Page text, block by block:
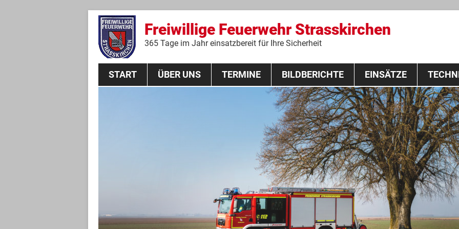
Freiwillige Feuerwehr Strasskirchen
365 Tage im Jahr einsatzbereit für Ihre Sicherheit
Zum
springen
START ÜBER UNS TERMINE
THL Lehrgang 2020
BILDBERICHTE EINSÄTZE
Fahrzeuge
Ausrüstung